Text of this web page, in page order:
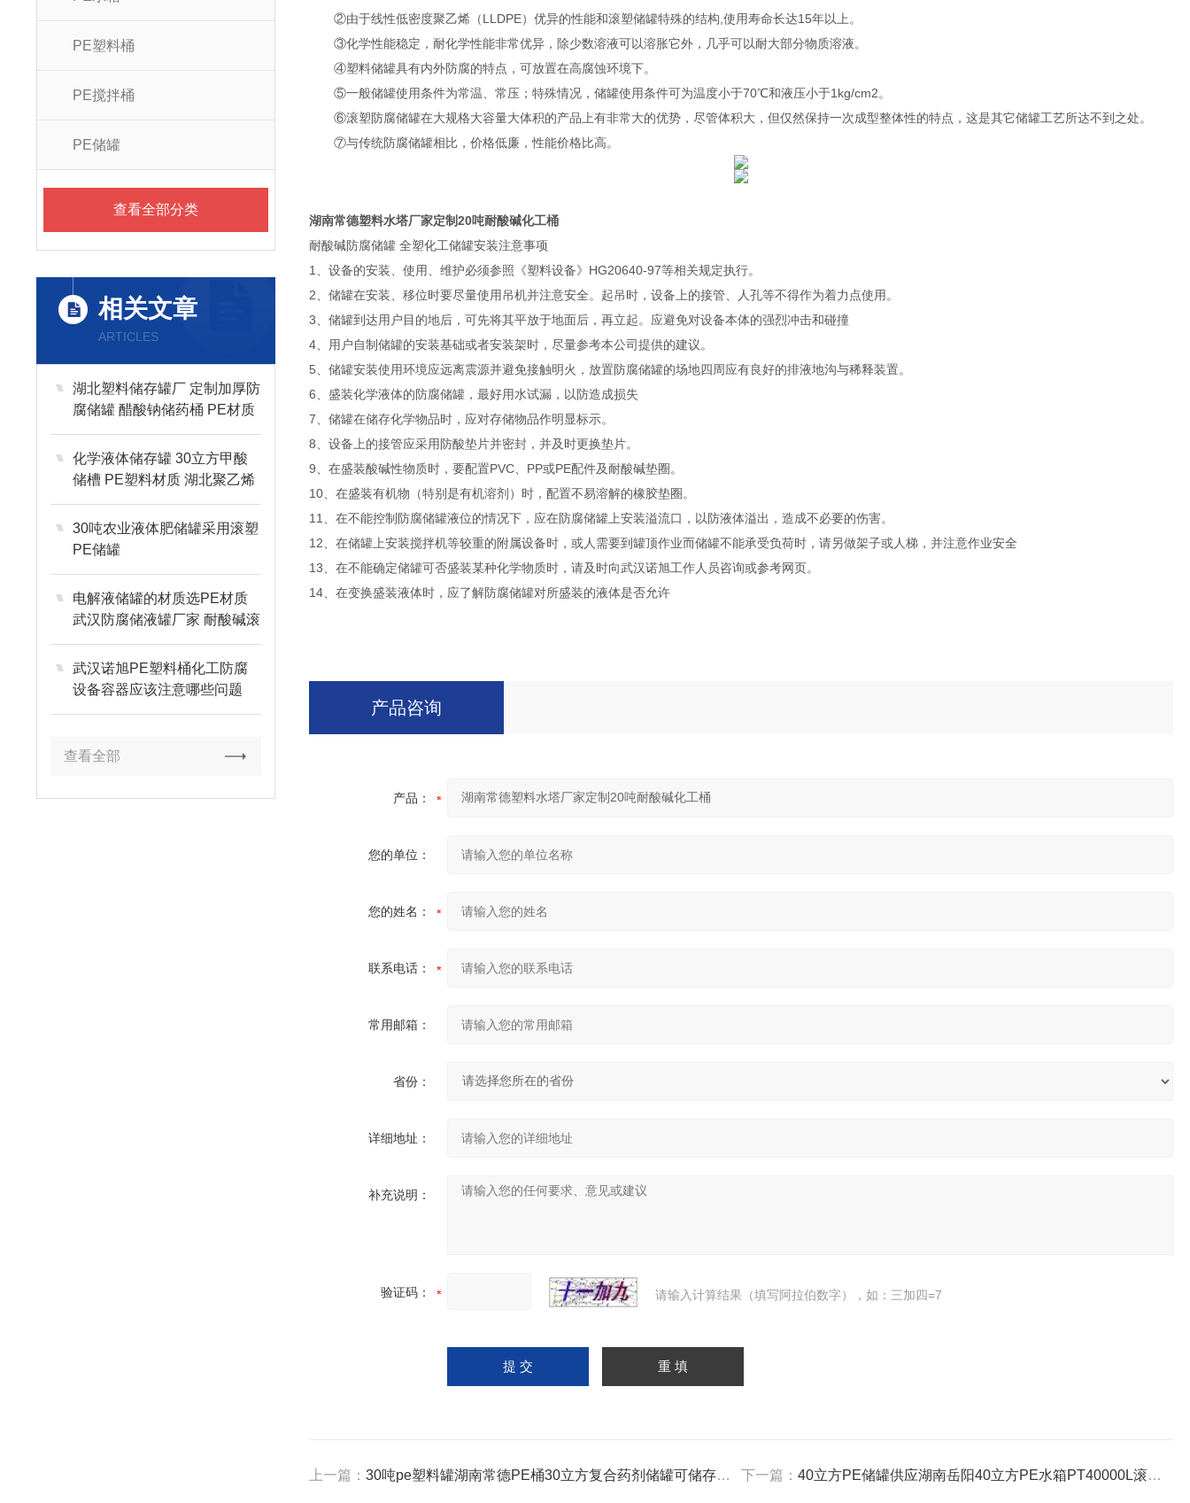
PE塑料桶
PE搅拌桶
PE储罐
查看全部分类
相关文章
ARTICLES
湖北塑料储存罐厂 定制加厚防
腐储罐 醋酸钠储药桶 PE材质
化学液体储存罐 30立方甲酸
储槽 PE塑料材质 湖北聚乙烯
储罐桶厂
30吨农业液体肥储罐采用滚塑
PE储罐
电解液储罐的材质选PE材质
武汉防腐储液罐厂家 耐酸碱滚
塑一次成型工艺
武汉诺旭PE塑料桶化工防腐
设备容器应该注意哪些问题
查看全部
②由于线性低密度聚乙烯（LLDPE）优异的性能和滚塑储罐特殊的结构,使用寿命长达15年以上。
③化学性能稳定，耐化学性能非常优异，除少数溶液可以溶胀它外，几乎可以耐大部分物质溶液。
④塑料储罐具有内外防腐的特点，可放置在高腐蚀环境下。
⑤一般储罐使用条件为常温、常压；特殊情况，储罐使用条件可为温度小于70℃和液压小于1kg/cm2。
⑥滚塑防腐储罐在大规格大容量大体积的产品上有非常大的优势，尽管体积大，但仅然保持一次成型整体性的特点，这是其它储罐工艺所达不到之处。
⑦与传统防腐储罐相比，价格低廉，性能价格比高。
湖南常德塑料水塔厂家定制20吨耐酸碱化工桶
耐酸碱防腐储罐 全塑化工储罐安装注意事项
1、设备的安装、使用、维护必须参照《塑料设备》HG20640-97等相关规定执行。
2、储罐在安装、移位时要尽量使用吊机并注意安全。起吊时，设备上的接管、人孔等不得作为着力点使用。
3、储罐到达用户目的地后，可先将其平放于地面后，再立起。应避免对设备本体的强烈冲击和碰撞
4、用户自制储罐的安装基础或者安装架时，尽量参考本公司提供的建议。
5、储罐安装使用环境应远离震源并避免接触明火，放置防腐储罐的场地四周应有良好的排液地沟与稀释装置。
6、盛装化学液体的防腐储罐，最好用水试漏，以防造成损失
7、储罐在储存化学物品时，应对存储物品作明显标示。
8、设备上的接管应采用防酸垫片并密封，并及时更换垫片。
9、在盛装酸碱性物质时，要配置PVC、PP或PE配件及耐酸碱垫圈。
10、在盛装有机物（特别是有机溶剂）时，配置不易溶解的橡胶垫圈。
11、在不能控制防腐储罐液位的情况下，应在防腐储罐上安装溢流口，以防液体溢出，造成不必要的伤害。
12、在储罐上安装搅拌机等较重的附属设备时，或人需要到罐顶作业而储罐不能承受负荷时，请另做架子或人梯，并注意作业安全
13、在不能确定储罐可否盛装某种化学物质时，请及时向武汉诺旭工作人员咨询或参考网页。
14、在变换盛装液体时，应了解防腐储罐对所盛装的液体是否允许
产品咨询
产品：
您的单位：
您的姓名：
联系电话：
常用邮箱：
省份：
详细地址：
补充说明：
验证码： 请输入计算结果（填写阿拉伯数字），如：三加四=7
上一篇：30吨pe塑料罐湖南常德PE桶30立方复合药剂储罐可储存搅拌 下一篇：40立方PE储罐供应湖南岳阳40立方PE水箱PT40000L滚塑水塔